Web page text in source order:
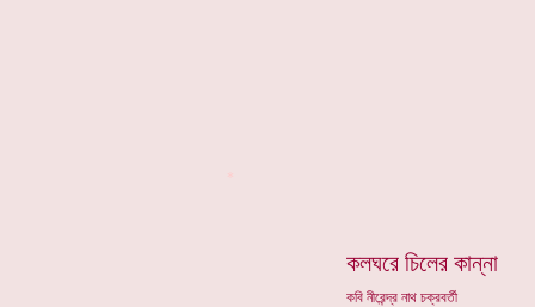
কলঘরে চিলের কান্না
কবি নীরেন্দ্র নাথ চক্রবর্তী